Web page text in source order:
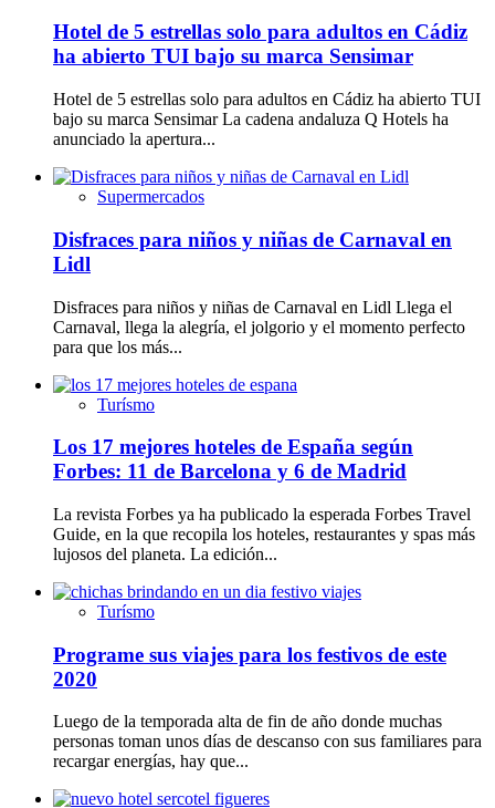
Hotel de 5 estrellas solo para adultos en Cádiz
ha abierto TUI bajo su marca Sensimar
Hotel de 5 estrellas solo para adultos en Cádiz ha abierto TUI
bajo su marca Sensimar La cadena andaluza Q Hotels ha
anunciado la apertura...
Supermercados
Disfraces para niños y niñas de Carnaval en
Lidl
Disfraces para niños y niñas de Carnaval en Lidl Llega el
Carnaval, llega la alegría, el jolgorio y el momento perfecto
para que los más...
Turísmo
Los 17 mejores hoteles de España según
Forbes: 11 de Barcelona y 6 de Madrid
La revista Forbes ya ha publicado la esperada Forbes Travel
Guide, en la que recopila los hoteles, restaurantes y spas más
lujosos del planeta. La edición...
Turísmo
Programe sus viajes para los festivos de este
2020
Luego de la temporada alta de fin de año donde muchas
personas toman unos días de descanso con sus familiares para
recargar energías, hay que...